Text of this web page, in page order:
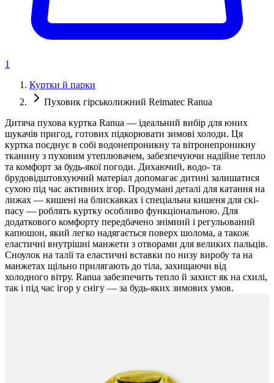
1
Куртки й парки
Пуховик гірськолижний Reimatec Ranua
Дитяча пухова куртка Ranua — ідеальний вибір для юних
шукачів пригод, готових підкорювати зимові холоди. Ця
куртка поєднує в собі водонепроникну та вітронепроникну
тканину з пуховим утеплювачем, забезпечуючи надійне тепло
та комфорт за будь-якої погоди. Дихаючий, водо- та
брудовідштовхуючий матеріал допомагає дитині залишатися
сухою під час активних ігор. Продумані деталі для катання на
лижах — кишені на блискавках і спеціальна кишеня для скі-
пасу — роблять куртку особливо функціональною. Для
додаткового комфорту передбачено знімний і регульований
капюшон, який легко надягається поверх шолома, а також
еластичні внутрішні манжети з отворами для великих пальців.
Сноулок на талії та еластичні вставки по низу виробу та на
манжетах щільно прилягають до тіла, захищаючи від
холодного вітру. Ranua забезпечить тепло й захист як на схилі,
так і під час ігор у снігу — за будь-яких зимових умов.